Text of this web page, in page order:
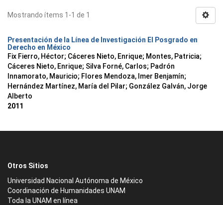
Mostrando ítems 1-1 de 1
Presentación de la Línea de Investigación El Posgrado en
Derecho en México
Fix Fierro, Héctor; Cáceres Nieto, Enrique; Montes, Patricia;
Cáceres Nieto, Enrique; Silva Forné, Carlos; Padrón
Innamorato, Mauricio; Flores Mendoza, Imer Benjamín;
Hernández Martínez, María del Pilar; González Galván, Jorge
Alberto
2011
Otros Sitios
Universidad Nacional Autónoma de México
Coordinación de Humanidades UNAM
Toda la UNAM en línea